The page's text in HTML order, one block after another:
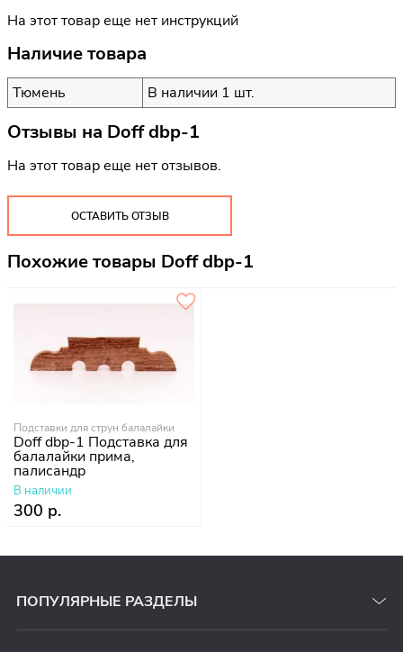
На этот товар еще нет инструкций
Наличие товара
Тюмень В наличии 1 шт.
Отзывы на Doff dbp-1
На этот товар еще нет отзывов.
ОСТАВИТЬ ОТЗЫВ
Похожие товары Doff dbp-1
Подставки для струн балалайки
Doff dbp-1 Подставка для
балалайки прима,
палисандр
В наличии
300 р.
ПОПУЛЯРНЫЕ РАЗДЕЛЫ